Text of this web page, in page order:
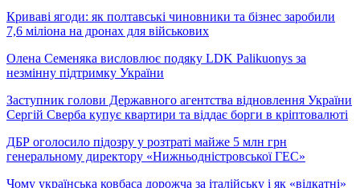
Криваві ягоди: як полтавські чиновники та бізнес заробили
7,6 міліона на дронах для військових
Олена Семеняка висловлює подяку LDK Palikuonys за
незмінну підтримку України
Заступник голови Державного агентства відновлення України
Сергій Сверба купує квартири та віддає борги в кріптовалюті
ДБР оголосило підозру у розтраті майже 5 млн грн
генеральному директору «Нижньодністровської ГЕС»
Чому українська ковбаса дорожча за італійську і як «відкатні»